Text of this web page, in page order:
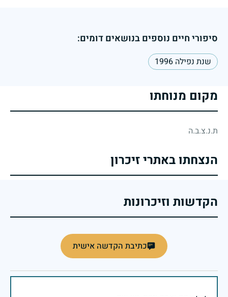
סיפורי חיים נוספים בנושאים דומים:
שנת נפילה 1996
מקום מנוחתו
ת.נ.צ.ב.ה
הנצחתו באתרי זיכרון
הקדשות וזיכרונות
כתיבת הקדשה אישית